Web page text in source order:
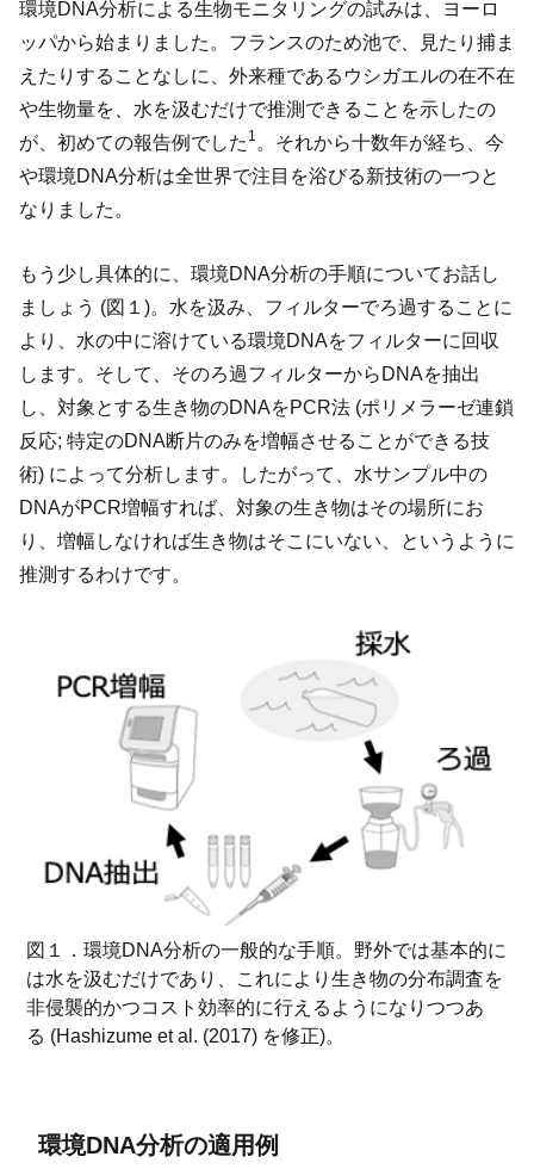
環境DNA分析による生物モニタリングの試みは、ヨーロ
ッパから始まりました。フランスのため池で、見たり捕ま
えたりすることなしに、外来種であるウシガエルの在不在
や生物量を、水を汲むだけで推測できることを示したの
が、初めての報告例でした 1
。それから十数年が経ち、今
や環境DNA分析は全世界で注目を浴びる新技術の一つと
なりました。
もう少し具体的に、環境DNA分析の手順についてお話し
ましょう (図１)。水を汲み、フィルターでろ過することに
より、水の中に溶けている環境DNAをフィルターに回収
します。そして、そのろ過フィルターからDNAを抽出
し、対象とする生き物のDNAをPCR法 (ポリメラーゼ連鎖
反応; 特定のDNA断片のみを増幅させることができる技
術) によって分析します。したがって、水サンプル中の
DNAがPCR増幅すれば、対象の生き物はその場所にお
り、増幅しなければ生き物はそこにいない、というように
推測するわけです。
図１．環境DNA分析の一般的な手順。野外では基本的に
は水を汲むだけであり、これにより生き物の分布調査を
非侵襲的かつコスト効率的に行えるようになりつつあ
る (Hashizume et al. (2017) を修正)。
環境DNA分析の適用例